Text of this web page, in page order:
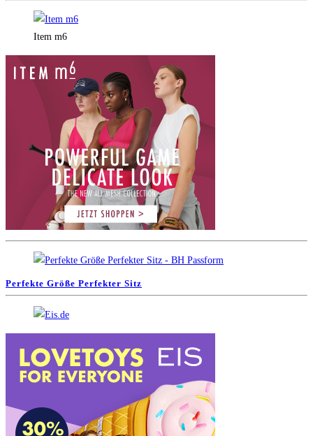
Item m6
Perfekte Größe Perfekter Sitz